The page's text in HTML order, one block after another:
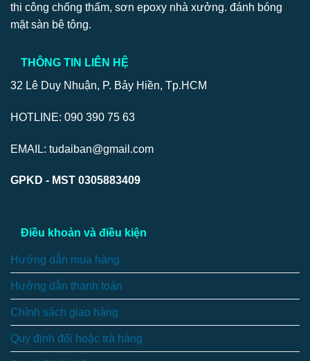
thi công chống thấm, sơn epoxy nhà xưởng. đánh bóng
mặt sàn bê tông.
THÔNG TIN LIÊN HỆ
32 Lê Duy Nhuận, P. Bảy Hiền, Tp.HCM
HOTLINE: 090 390 75 63
EMAIL: tudaiban@gmail.com
GPKD - MST 0305883409
Điều khoản và điều kiện
Hướng dẫn mua hàng
Hướng dẫn thanh toán
Chính sách giao hàng
Quy định đổi hoặc trả hàng